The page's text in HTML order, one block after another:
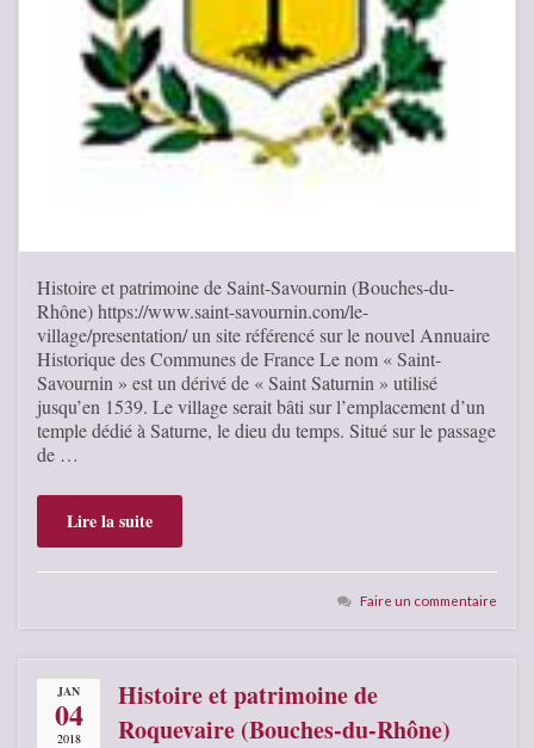
Histoire et patrimoine de Saint-Savournin (Bouches-du-
Rhône) https://www.saint-savournin.com/le-
village/presentation/ un site référencé sur le nouvel Annuaire
Historique des Communes de France Le nom « Saint-
Savournin » est un dérivé de « Saint Saturnin » utilisé
jusqu’en 1539. Le village serait bâti sur l’emplacement d’un
temple dédié à Saturne, le dieu du temps. Situé sur le passage
de …
Lire la suite
Faire un commentaire
JAN
04
2018
Histoire et patrimoine de
Roquevaire (Bouches-du-Rhône)